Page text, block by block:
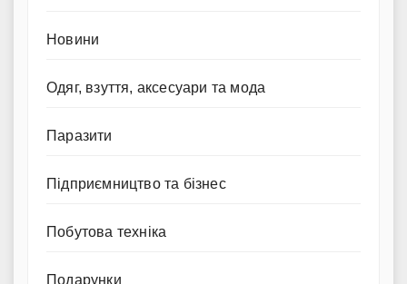
Новини
Одяг, взуття, аксесуари та мода
Паразити
Підприємництво та бізнес
Побутова техніка
Подарунки